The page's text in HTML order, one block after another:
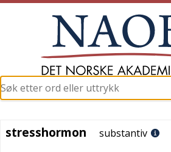
stresshormon
stresshormon substantiv